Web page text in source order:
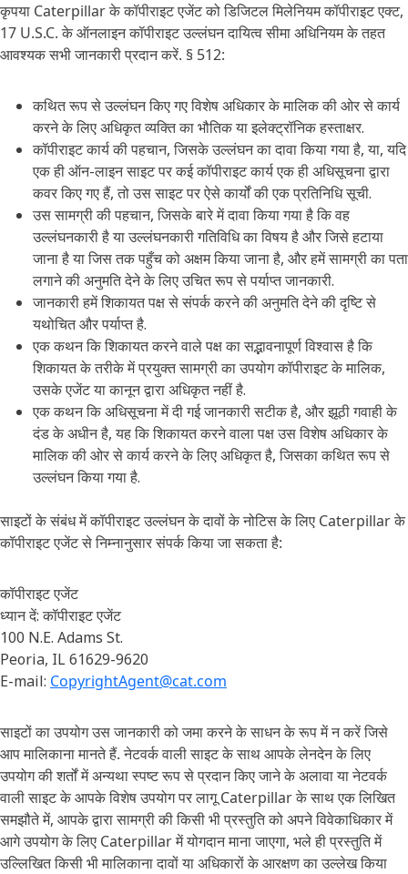
कृपया Caterpillar के कॉपीराइट एजेंट को डिजिटल मिलेनियम कॉपीराइट एक्ट,
17 U.S.C. के ऑनलाइन कॉपीराइट उल्लंघन दायित्व सीमा अधिनियम के तहत
आवश्यक सभी जानकारी प्रदान करें. § 512:
कथित रूप से उल्लंघन किए गए विशेष अधिकार के मालिक की ओर से कार्य
करने के लिए अधिकृत व्यक्ति का भौतिक या इलेक्ट्रॉनिक हस्ताक्षर.
कॉपीराइट कार्य की पहचान, जिसके उल्लंघन का दावा किया गया है, या, यदि
एक ही ऑन-लाइन साइट पर कई कॉपीराइट कार्य एक ही अधिसूचना द्वारा
कवर किए गए हैं, तो उस साइट पर ऐसे कार्यों की एक प्रतिनिधि सूची.
उस सामग्री की पहचान, जिसके बारे में दावा किया गया है कि वह
उल्लंघनकारी है या उल्लंघनकारी गतिविधि का विषय है और जिसे हटाया
जाना है या जिस तक पहुँच को अक्षम किया जाना है, और हमें सामग्री का पता
लगाने की अनुमति देने के लिए उचित रूप से पर्याप्त जानकारी.
जानकारी हमें शिकायत पक्ष से संपर्क करने की अनुमति देने की दृष्टि से
यथोचित और पर्याप्त है.
एक कथन कि शिकायत करने वाले पक्ष का सद्भावनापूर्ण विश्वास है कि
शिकायत के तरीके में प्रयुक्त सामग्री का उपयोग कॉपीराइट के मालिक,
उसके एजेंट या कानून द्वारा अधिकृत नहीं है.
एक कथन कि अधिसूचना में दी गई जानकारी सटीक है, और झूठी गवाही के
दंड के अधीन है, यह कि शिकायत करने वाला पक्ष उस विशेष अधिकार के
मालिक की ओर से कार्य करने के लिए अधिकृत है, जिसका कथित रूप से
उल्लंघन किया गया है.
साइटों के संबंध में कॉपीराइट उल्लंघन के दावों के नोटिस के लिए Caterpillar के
कॉपीराइट एजेंट से निम्नानुसार संपर्क किया जा सकता है:
कॉपीराइट एजेंट
ध्यान दें: कॉपीराइट एजेंट
100 N.E. Adams St.
Peoria, IL 61629-9620
E-mail: CopyrightAgent@cat.com
साइटों का उपयोग उस जानकारी को जमा करने के साधन के रूप में न करें जिसे
आप मालिकाना मानते हैं. नेटवर्क वाली साइट के साथ आपके लेनदेन के लिए
उपयोग की शर्तों में अन्यथा स्पष्ट रूप से प्रदान किए जाने के अलावा या नेटवर्क
वाली साइट के आपके विशेष उपयोग पर लागू Caterpillar के साथ एक लिखित
समझौते में, आपके द्वारा सामग्री की किसी भी प्रस्तुति को अपने विवेकाधिकार में
आगे उपयोग के लिए Caterpillar में योगदान माना जाएगा, भले ही प्रस्तुति में
उल्लिखित किसी भी मालिकाना दावों या अधिकारों के आरक्षण का उल्लेख किया